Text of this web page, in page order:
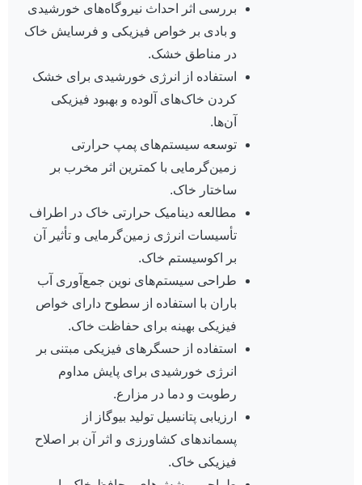
بررسی اثر احداث نیروگاه‌های خورشیدی
و بادی بر خواص فیزیکی و فرسایش خاک
در مناطق خشک.
استفاده از انرژی خورشیدی برای خشک
کردن خاک‌های آلوده و بهبود فیزیکی
آن‌ها.
توسعه سیستم‌های پمپ حرارتی
زمین‌گرمایی با کمترین اثر مخرب بر
ساختار خاک.
مطالعه دینامیک حرارتی خاک در اطراف
تأسیسات انرژی زمین‌گرمایی و تأثیر آن
بر اکوسیستم خاک.
طراحی سیستم‌های نوین جمع‌آوری آب
باران با استفاده از سطوح دارای خواص
فیزیکی بهینه برای حفاظت خاک.
استفاده از حسگرهای فیزیکی مبتنی بر
انرژی خورشیدی برای پایش مداوم
رطوبت و دما در مزارع.
ارزیابی پتانسیل تولید بیوگاز از
پسماندهای کشاورزی و اثر آن بر اصلاح
فیزیکی خاک.